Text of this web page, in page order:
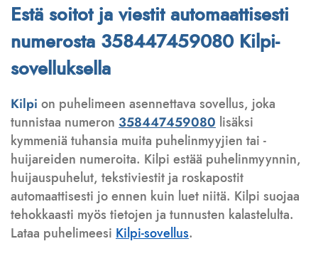
Estä soitot ja viestit automaattisesti
numerosta 358447459080 Kilpi-
sovelluksella
Kilpi on puhelimeen asennettava sovellus, joka
tunnistaa numeron 358447459080 lisäksi
kymmeniä tuhansia muita puhelinmyyjien tai -
huijareiden numeroita. Kilpi estää puhelinmyynnin,
huijauspuhelut, tekstiviestit ja roskapostit
automaattisesti jo ennen kuin luet niitä. Kilpi suojaa
tehokkaasti myös tietojen ja tunnusten kalastelulta.
Lataa puhelimeesi Kilpi-sovellus.